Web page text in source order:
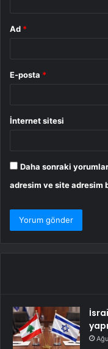
Ad *
E-posta *
İnternet sitesi
Daha sonraki
adresim ve site adresim